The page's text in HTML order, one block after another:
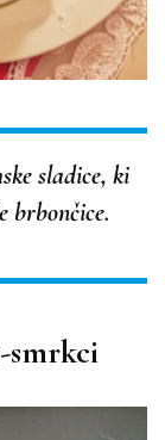
sladice, ki
brbončice.
smrkci